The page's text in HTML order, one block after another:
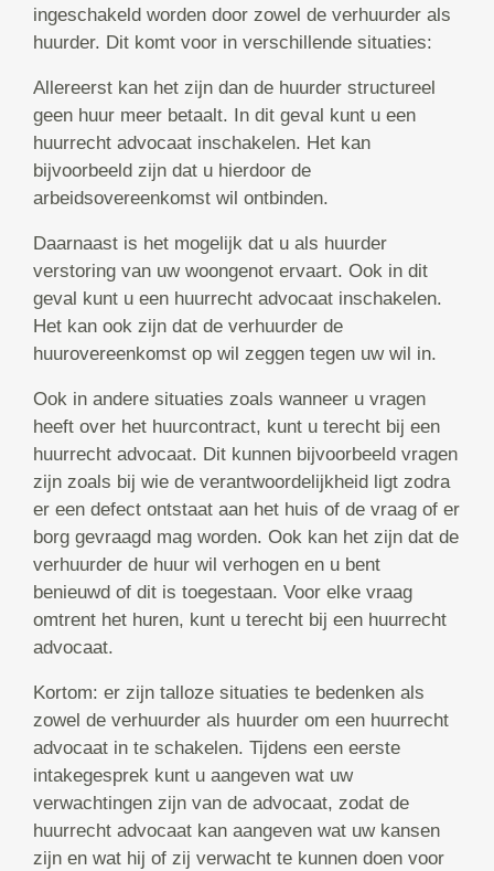
ingeschakeld worden door zowel de verhuurder als
huurder. Dit komt voor in verschillende situaties:
Allereerst kan het zijn dan de huurder structureel
geen huur meer betaalt. In dit geval kunt u een
huurrecht advocaat inschakelen. Het kan
bijvoorbeeld zijn dat u hierdoor de
arbeidsovereenkomst wil ontbinden.
Daarnaast is het mogelijk dat u als huurder
verstoring van uw woongenot ervaart. Ook in dit
geval kunt u een huurrecht advocaat inschakelen.
Het kan ook zijn dat de verhuurder de
huurovereenkomst op wil zeggen tegen uw wil in.
Ook in andere situaties zoals wanneer u vragen
heeft over het huurcontract, kunt u terecht bij een
huurrecht advocaat. Dit kunnen bijvoorbeeld vragen
zijn zoals bij wie de verantwoordelijkheid ligt zodra
er een defect ontstaat aan het huis of de vraag of er
borg gevraagd mag worden. Ook kan het zijn dat de
verhuurder de huur wil verhogen en u bent
benieuwd of dit is toegestaan. Voor elke vraag
omtrent het huren, kunt u terecht bij een huurrecht
advocaat.
Kortom: er zijn talloze situaties te bedenken als
zowel de verhuurder als huurder om een huurrecht
advocaat in te schakelen. Tijdens een eerste
intakegesprek kunt u aangeven wat uw
verwachtingen zijn van de advocaat, zodat de
huurrecht advocaat kan aangeven wat uw kansen
zijn en wat hij of zij verwacht te kunnen doen voor